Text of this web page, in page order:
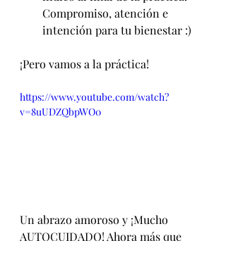
Compromiso, atención e
intención para tu bienestar :)
¡Pero vamos a la práctica!
https://www.youtube.com/watch?
v=8uUDZQbpWO0
Un abrazo amoroso y ¡Mucho
AUTOCUIDADO! Ahora más que